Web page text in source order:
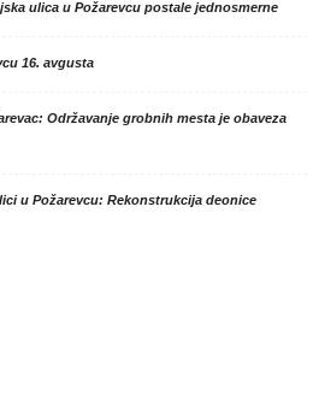
ulica u Požarevcu postale jednosmerne
16. avgusta
Održavanje grobnih mesta je obaveza
u Požarevcu: Rekonstrukcija deonice